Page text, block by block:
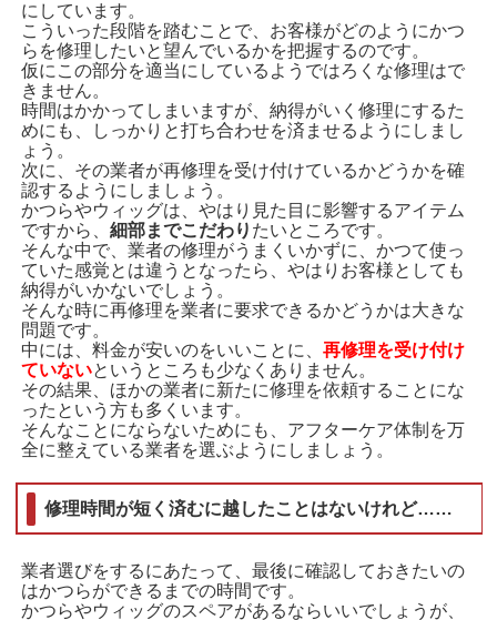
にしています。
こういった段階を踏むことで、お客様がどのようにかつ
らを修理したいと望んでいるかを把握するのです。
仮にこの部分を適当にしているようではろくな修理はで
きません。
時間はかかってしまいますが、納得がいく修理にするた
めにも、しっかりと打ち合わせを済ませるようにしまし
ょう。
次に、その業者が再修理を受け付けているかどうかを確
認するようにしましょう。
かつらやウィッグは、やはり見た目に影響するアイテム
ですから、細部までこだわり たいところです。
そんな中で、業者の修理がうまくいかずに、かつて使っ
ていた感覚とは違うとなったら、やはりお客様としても
納得がいかないでしょう。
そんな時に再修理を業者に要求できるかどうかは大きな
問題です。
中には、料金が安いのをいいことに、再修理を受け付け
ていないというところも少なくありません。
その結果、ほかの業者に新たに修理を依頼することにな
ったという方も多くいます。
そんなことにならないためにも、アフターケア体制を万
全に整えている業者を選ぶようにしましょう。
修理時間が短く済むに越したことはないけれど……
業者選びをするにあたって、最後に確認しておきたいの
はかつらができるまでの時間です。
かつらやウィッグのスペアがあるならいいでしょうが、